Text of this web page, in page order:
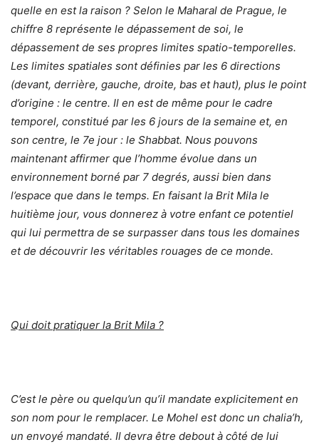
quelle en est la raison ? Selon le Maharal de Prague, le
chiffre 8 représente le dépassement de soi, le
dépassement de ses propres limites spatio-temporelles.
Les limites spatiales sont définies par les 6 directions
(devant, derrière, gauche, droite, bas et haut), plus le point
d’origine : le centre. Il en est de même pour le cadre
temporel, constitué par les 6 jours de la semaine et, en
son centre, le 7e jour : le Shabbat. Nous pouvons
maintenant affirmer que l’homme évolue dans un
environnement borné par 7 degrés, aussi bien dans
l’espace que dans le temps. En faisant la Brit Mila le
huitième jour, vous donnerez à votre enfant ce potentiel
qui lui permettra de se surpasser dans tous les domaines
et de découvrir les véritables rouages de ce monde.
Qui doit pratiquer la Brit Mila ?
C’est le père ou quelqu’un qu’il mandate explicitement en
son nom pour le remplacer. Le Mohel est donc un chalia’h,
un envoyé mandaté. Il devra être debout à côté de lui